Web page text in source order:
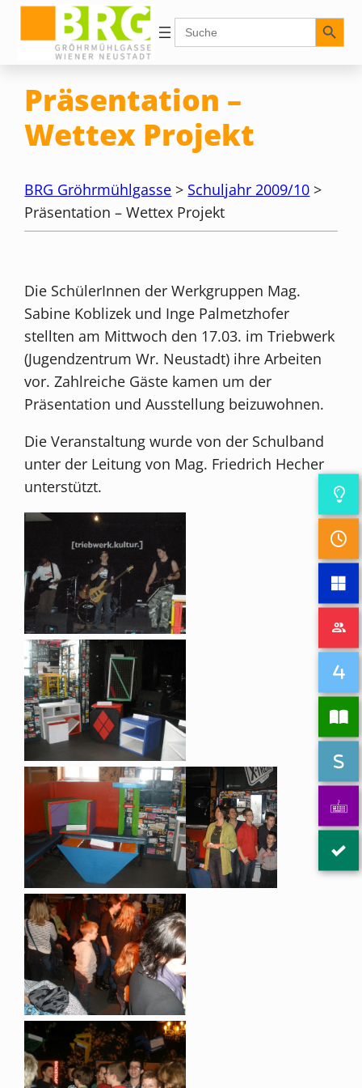
Inhalt
springen
Search
for:
Search Button
Präsentation –
Wettex Projekt
BRG Gröhrmühlgasse > Schuljahr 2009/10 >
Präsentation – Wettex Projekt
Die SchülerInnen der Werkgruppen Mag.
Sabine Koblizek und Inge Palmetzhofer
stellten am Mittwoch den 17.03. im Triebwerk
(Jugendzentrum Wr. Neustadt) ihre Arbeiten
vor. Zahlreiche Gäste kamen um der
Präsentation und Ausstellung beizuwohnen.
Die Veranstaltung wurde von der Schulband
unter der Leitung von Mag. Friedrich Hecher
unterstützt.